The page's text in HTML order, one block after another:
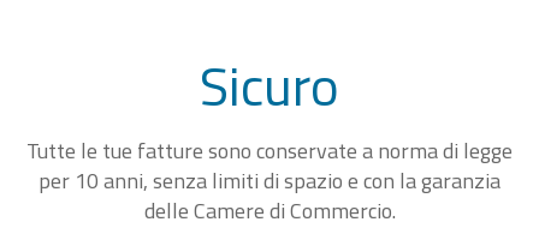
Sicuro
Tutte le tue fatture sono conservate a norma di legge
per 10 anni, senza limiti di spazio e con la garanzia
delle Camere di Commercio.